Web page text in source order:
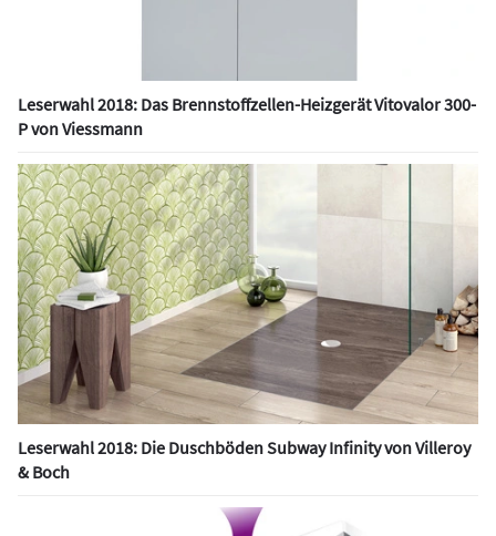
Leserwahl 2018: Das Brennstoffzellen-Heizgerät Vitovalor 300-
P von Viessmann
Leserwahl 2018: Die Duschböden Subway Infinity von Villeroy
& Boch